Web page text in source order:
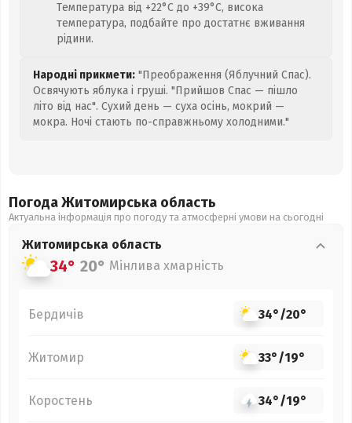
Температура від +22°C до +39°C, висока
температура, подбайте про достатнє вживання
рідини.
Народні прикмети: "Преображення (Яблучний Спас).
Освячують яблука і груші. "Прийшов Спас — пішло
літо від нас". Сухий день — суха осінь, мокрий —
мокра. Ночі стають по-справжньому холодними."
Погода Житомирська область
Актуальна інформація про погоду та атмосферні умови на сьогодні
Житомирська область
34° 20° Мінлива хмарність
Бердичів 34°/20°
Житомир 33°/19°
Коростень 34°/19°